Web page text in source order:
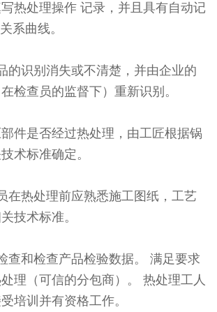
热处理操作 记录，并且具有自动记
系曲线。
的识别消失或不清楚，并由企业的
检查员的监督下）重新识别。
件是否经过热处理，由工匠根据锅
术标准确定。
在热处理前应熟悉施工图纸，工艺
技术标准。
查和检查产品检验数据。 满足要求
理（可信的分包商）。 热处理工人
培训并有资格工作。